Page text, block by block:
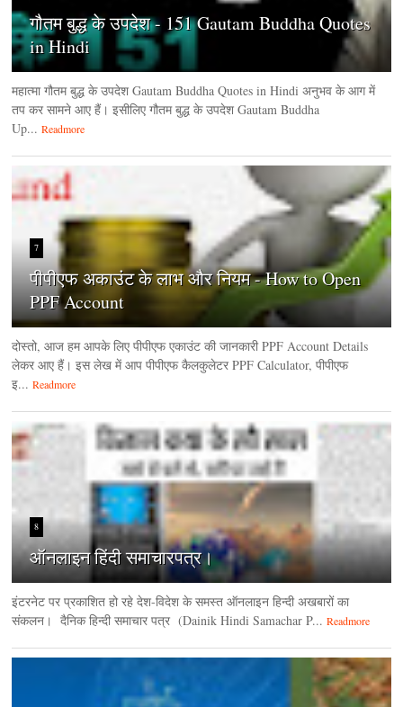
गौतम बुद्ध के उपदेश - 151 Gautam Buddha Quotes
in Hindi
महात्मा गौतम बुद्ध के उपदेश Gautam Buddha Quotes in Hindi अनुभव के आग में
तप कर सामने आए हैं। इसीलिए गौतम बुद्ध के उपदेश Gautam Buddha
Up... Readmore
7
पीपीएफ अकाउंट के लाभ और नियम - How to Open
PPF Account
दोस्तो, आज हम आपके लिए पीपीएफ एकाउंट की जानकारी PPF Account Details
लेकर आए हैं। इस लेख में आप पीपीएफ कैलकुलेटर PPF Calculator, पीपीएफ
इ... Readmore
8
ऑनलाइन हिंदी समाचारपत्र।
इंटरनेट पर प्रकाशित हो रहे देश-विदेश के समस्त ऑनलाइन हिन्दी अखबारों का
संकलन। दैनिक हिन्‍दी समाचार पत्र (Dainik Hindi Samachar P... Readmore